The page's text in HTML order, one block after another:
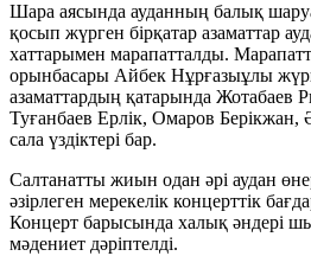
Шара аясында ауданның балық
қосып жүрген бірқатар азаматтар
хаттарымен марапатталды.
орынбасары Айбек Нұрғазыұлы
азаматтардың қатарында Жотабаев
Туғанбаев Ерлік, Омаров
сала үздіктері бар.
Салтанатты жиын одан әрі аудан
әзірлеген мерекелік концерттік
Концерт барысында халық әндері
мәдениет дәріптелді.